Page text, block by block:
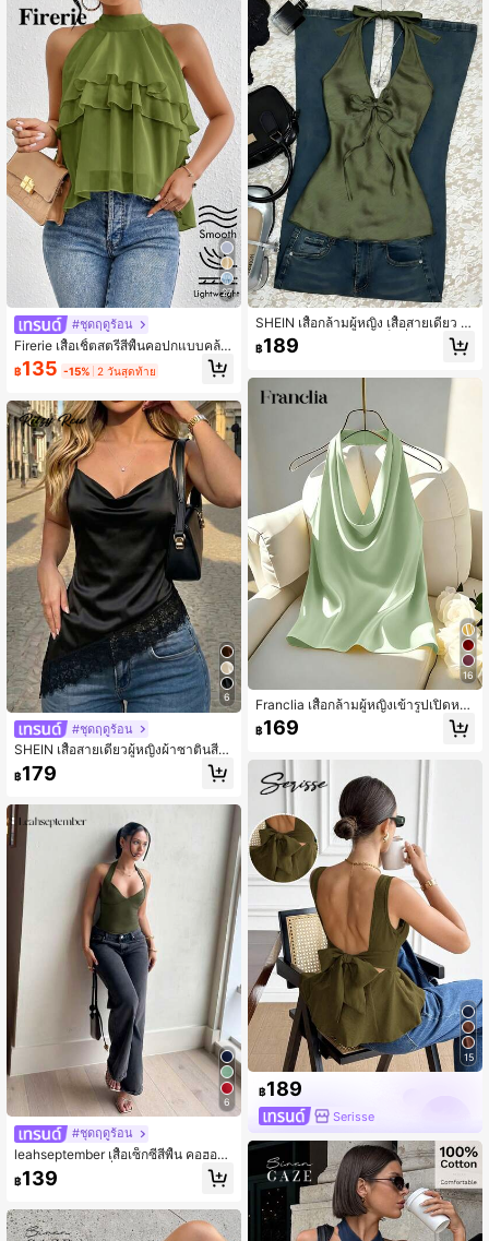
27
#ชุดฤดูร้อน
Firerie เสื้อเชิ้ตสตรีสีพื้นคอปกแบบคล้อ
งคอสำหรับใส่ในชีวิตประจำวัน
฿135 -15% 2 วันสุดท้าย
6
#ชุดฤดูร้อน
SHEIN เสื้อสายเดี่ยวผู้หญิงผ้าซาตินสี
ดำแต่งลูกไม้ สไตล์ลำลองเรียบหรู สำหรั
บใส่ไปทำงานและออกงานสังคม
฿179
6
#ชุดฤดูร้อน
leahseptember เสื้อเซ็กซี่สีพื้น คอฮอลเ
ตอร์ เปิดหลัง คอต่ำ ลำลองฤดูร้อน สำห
รับเดทไนท์
฿139
SHEIN เสื้อกล้ามผู้หญิง เสื้อสายเดี่ยว ค
อ halter ผูกเอว จับจีบ เซ็กซี่ ลำลอง สำ
หรับพักผ่อนช่วงฤดูร้อน
฿189
16
Franclia เสื้อกล้ามผู้หญิงเข้ารูปเปิดหลัง
คอปกแบบใหม่สำหรับฤดูใบไม้ผลิ/ฤดูร้
อน
฿169
15
฿189
Serisse